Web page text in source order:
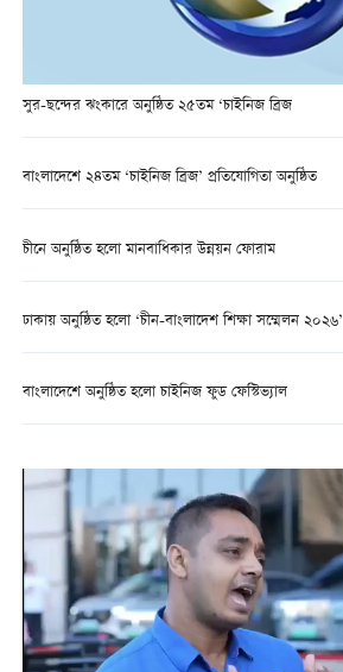
সুর-ছন্দের ঝংকারে অনুষ্ঠিত ২৫তম ‘চাইনিজ ব্রিজ
বাংলাদেশে ২৪তম ‘চাইনিজ ব্রিজ’ প্রতিযোগিতা অনুষ্ঠিত
চীনে অনুষ্ঠিত হলো মানবাধিকার উন্নয়ন ফোরাম
ঢাকায় অনুষ্ঠিত হলো ‘চীন-বাংলাদেশ শিক্ষা সম্মেলন ২০২৬’
বাংলাদেশে অনুষ্ঠিত হলো চাইনিজ ফুড ফেস্টিভ্যাল